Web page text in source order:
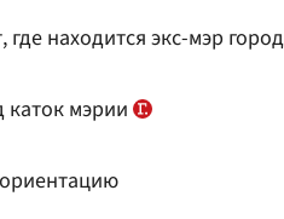
где находится экс-мэр
мэрии